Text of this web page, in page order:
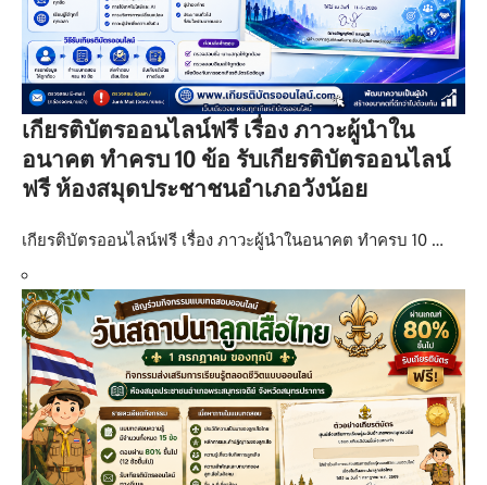
เกียรติบัตรออนไลน์ฟรี เรื่อง ภาวะผู้นำใน
อนาคต ทำครบ 10 ข้อ รับเกียรติบัตรออนไลน์
ฟรี ห้องสมุดประชาชนอำเภอวังน้อย
เกียรติบัตรออนไลน์ฟรี เรื่อง ภาวะผู้นำในอนาคต ทำครบ 10 …